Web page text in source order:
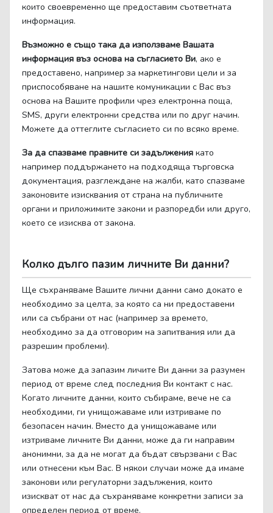
които своевременно ще предоставим съответната
информация.
Възможно е също така да използваме Вашата
информация въз основа на съгласието Ви, ако е
предоставено, например за маркетингови цели и за
приспособяване на нашите комуникации с Вас въз
основа на Вашите профили чрез електронна поща,
SMS, други електронни средства или по друг начин.
Можете да оттеглите съгласието си по всяко време.
За да спазваме правните си задължения като
например поддържането на подходяща търговска
документация, разглеждане на жалби, като спазваме
законовите изисквания от страна на публичните
органи и приложимите закони и разпоредби или друго,
което се изисква от закона.
Колко дълго пазим личните Ви данни?
Ще съхраняваме Вашите лични данни само докато е
необходимо за целта, за която са ни предоставени
или са събрани от нас (например за времето,
необходимо за да отговорим на запитвания или да
разрешим проблеми).
Затова може да запазим личите Ви данни за разумен
период от време след последния Ви контакт с нас.
Когато личните данни, които събираме, вече не са
необходими, ги унищожаваме или изтриваме по
безопасен начин. Вместо да унищожаваме или
изтриваме личните Ви данни, може да ги направим
анонимни, за да не могат да бъдат свързвани с Вас
или отнесени към Вас. В някои случаи може да имаме
законови или регулаторни задължения, които
изискват от нас да съхраняваме конкретни записи за
определен период от време.